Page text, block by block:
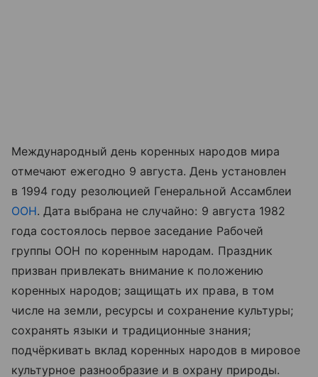
Международный день коренных народов мира
отмечают ежегодно 9 августа. День установлен
в 1994 году резолюцией Генеральной Ассамблеи
ООН. Дата выбрана не случайно: 9 августа 1982
года состоялось первое заседание Рабочей
группы ООН по коренным народам. Праздник
призван привлекать внимание к положению
коренных народов; защищать их права, в том
числе на земли, ресурсы и сохранение культуры;
сохранять языки и традиционные знания;
подчёркивать вклад коренных народов в мировое
культурное разнообразие и в охрану природы.